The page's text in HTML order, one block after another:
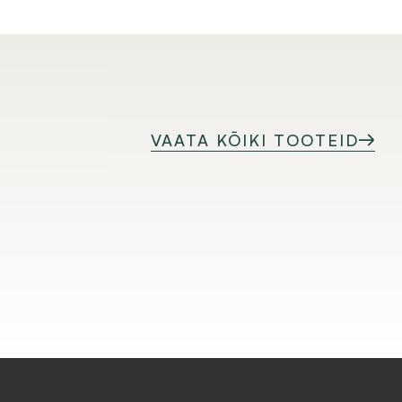
VAATA KÕIKI TOOTEID